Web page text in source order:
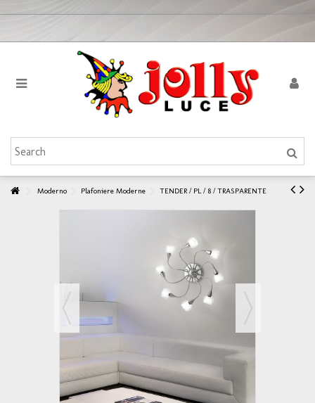
Moderno Plafoniere Moderne TENDER / PL / 8 / TRASPARENTE